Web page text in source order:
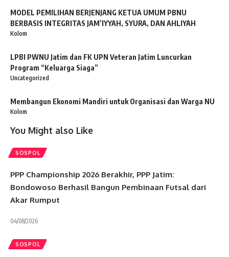
MODEL PEMILIHAN BERJENJANG KETUA UMUM PBNU
BERBASIS INTEGRITAS JAM’IYYAH, SYURA, DAN AHLIYAH
Kolom
LPBI PWNU Jatim dan FK UPN Veteran Jatim Luncurkan
Program “Keluarga Siaga”
Uncategorized
Membangun Ekonomi Mandiri untuk Organisasi dan Warga NU
Kolom
You Might also Like
SOSPOL
PPP Championship 2026 Berakhir, PPP Jatim:
Bondowoso Berhasil Bangun Pembinaan Futsal dari
Akar Rumput
04/08/2026
SOSPOL